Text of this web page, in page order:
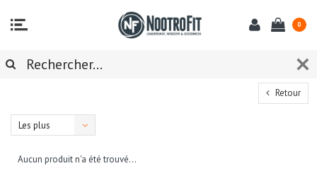
0
Retour
Les plus
Aucun produit n'a été trouvé...